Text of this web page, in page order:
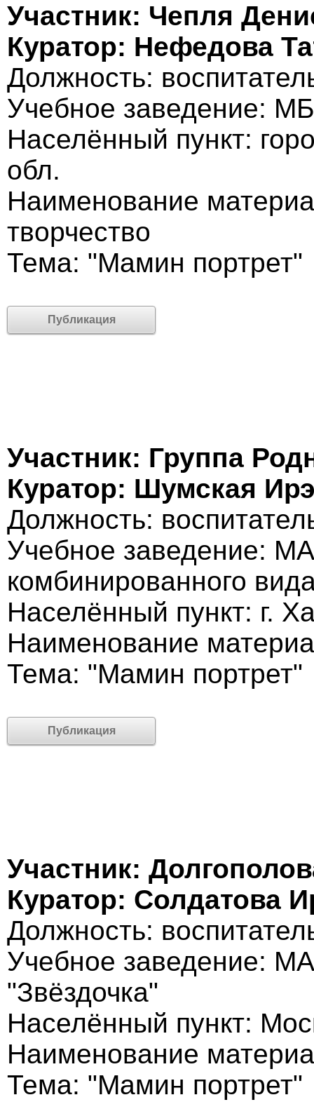
Участник: Чепля
Куратор: Нефедова
Должность:
Учебное заведение:
Населённый пункт:
обл.
Наименование
творчество
Тема: "Мамин портрет"
Публикация
Участник: Группа
Куратор: Шумская
Должность:
Учебное заведение:
комбинированного
Населённый пункт: г.
Наименование
Тема: "Мамин портрет"
Публикация
Участник:
Куратор: Солдатова
Должность:
Учебное заведение:
"Звёздочка"
Населённый пункт:
Наименование
Тема: "Мамин портрет"